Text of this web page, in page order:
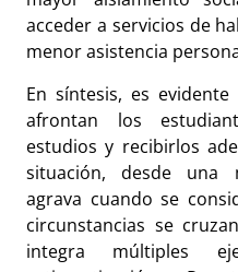
acceder a servicios de
menor asistencia
En síntesis, es
afrontan los
estudios y recibirlos
situación, desde una
agrava cuando se
circunstancias se
integra múltiples